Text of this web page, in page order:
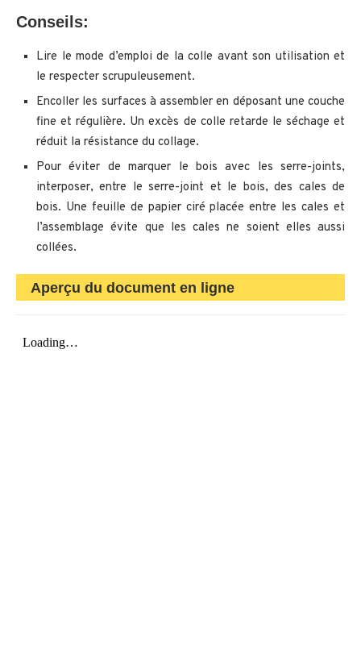
Conseils:
Lire le mode d’emploi de la colle avant son utilisation et
le respecter scrupuleusement.
Encoller les surfaces à assembler en déposant une couche
fine et régulière. Un excès de colle retarde le séchage et
réduit la résistance du collage.
Pour éviter de marquer le bois avec les serre-joints,
interposer, entre le serre-joint et le bois, des cales de
bois. Une feuille de papier ciré placée entre les cales et
l’assemblage évite que les cales ne soient elles aussi
collées.
Aperçu du document en ligne